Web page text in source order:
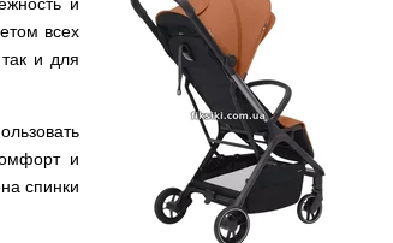
всех
и для
и
спинки